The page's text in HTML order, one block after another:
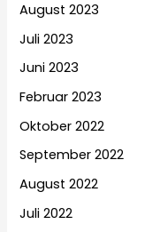
August 2023
Juli 2023
Juni 2023
Februar 2023
Oktober 2022
September 2022
August 2022
Juli 2022